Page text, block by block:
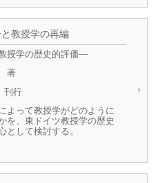
と教授学の再編
授学の歴史的評価―
著
刊行
よって教授学がどのように
を、東ドイツ教授学の歴史
として検討する。